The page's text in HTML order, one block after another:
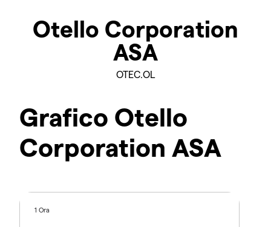
Otello Corporation
ASA
OTEC.OL
Grafico Otello
Corporation ASA
1 Ora